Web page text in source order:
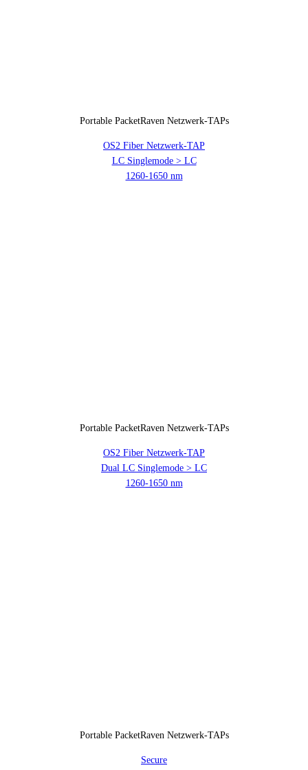
Portable PacketRaven Netzwerk-TAPs
OS2 Fiber Netzwerk-TAP
LC Singlemode > LC
1260-1650 nm
Portable PacketRaven Netzwerk-TAPs
OS2 Fiber Netzwerk-TAP
Dual LC Singlemode > LC
1260-1650 nm
Portable PacketRaven Netzwerk-TAPs
Secure